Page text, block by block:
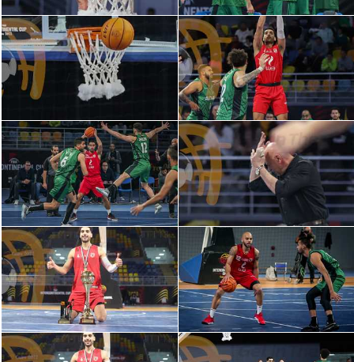
الدوري الإسباني
الدوري الإيطالي
الدوري الألماني
الدوري الفرنسي
الدوري السعودي للمحترفين
دوري أبطال أوروبا
دوري أبطال إفريقيا
كل البطولات
أقسام
الكرة المصرية